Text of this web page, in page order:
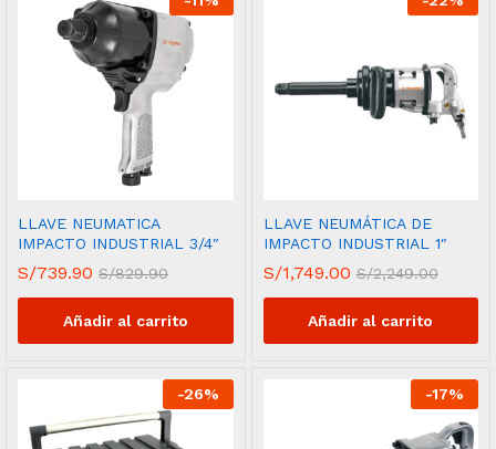
LLAVE NEUMATICA
IMPACTO INDUSTRIAL 3/4″
S/739.90 S/829.90
Añadir al carrito
LLAVE NEUMÁTICA DE
IMPACTO INDUSTRIAL 1″
S/1,749.00 S/2,249.00
Añadir al carrito
-26% -17%